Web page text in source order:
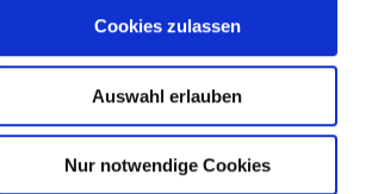
Cookies zulassen
Auswahl erlauben
Nur notwendige Cookies